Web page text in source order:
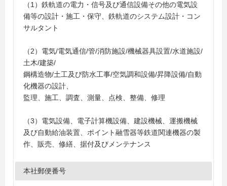
（1）鉄軌道の電力・信号及び通信設備その他の電気設
備等の設計・施工・保守、鉄軌道のシステム設計・コン
サルタント
（2）電気/電気通信/管/消防施設/機械器具設置/水道施設/
土木/建築/
鋼構造物/土工及び防水工事/空気調和設備/昇降設備/自動
化機器の設計、
監理、施工、調査、測量、点検、整備、修理
（3）電気設備、電子計算機設備、建設機械、運搬機械
及び自動給油装置、ポイント融雪器等鉄道関連機器の製
作、販売、修繕、据付及びメンテナンス
本社郵便番号